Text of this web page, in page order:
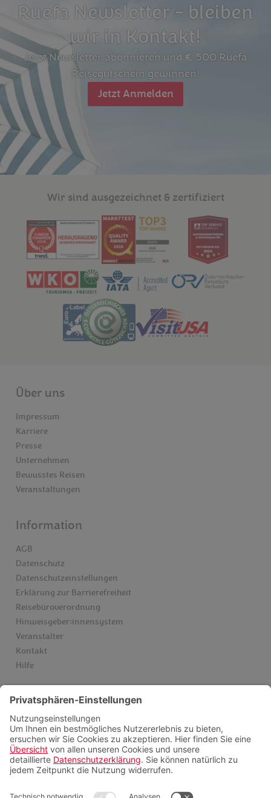
Ruefa Newsletter - bleiben
wir in Kontakt!
Jetzt Newsletter abonnieren und € 500 Ruefa
Reisegutschein gewinnen!
Jetzt Anmelden
Wir sind ausgezeichnet & zertifiziert
Über uns
Impressum
Karriere
Presse
Unternehmen
Bewusstes Reisen
Veranstaltungen
Information
AGB
Datenschutz
Datenschutzeinstellungen
Erklärung zur Barrierefreiheit
Reisebüroverordnung
Hinweisgeber:innensystem
Veranstalter
Kontakt
Hilfe
Services
Einreise & Visum
Gesundheitsinfos
Kataloge
Newsletter